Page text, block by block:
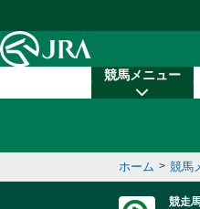
競馬メニュー
ホーム > 競馬
競走